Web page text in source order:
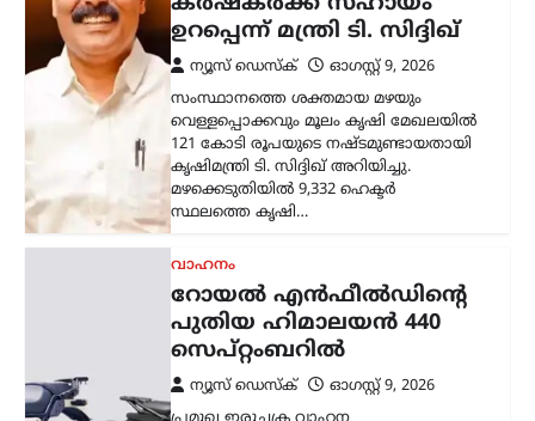
ന്യൂസ് ഡെസ്ക്
ഓഗസ്റ്റ്‌ 9, 2026
പ്രമുഖ ഇരുചക്ര വാഹന
നിര്‍മാതാക്കളായ റോയല്‍ എന്‍ഫീല്‍ഡ്
പുതിയ അഡ്വഞ്ചര്‍
മോട്ടോര്‍സൈക്കിളായ ഹിമാലയന്‍ 440
വിപണിയിലെത്തിക്കാനുള്ള
തയ്യാറെടുപ്പിലാണെന്ന് റിപ്പോര്‍ട്ടുകള്‍.
‘D4G’ എന്ന കോഡ് നാമത്തിലുള്ള
പദ്ധതിയിലാണ് കമ്പനി…
കണ്ണൂർ,കേരളം
എഐ ചിത്രത്തിലൂടെ
വ്യാജപ്രചാരണം;
നിയമനടപടിയുമായി പി.
ജയരാജൻ
ന്യൂസ് ഡെസ്ക് ഓഗസ്റ്റ്‌ 10, 2026